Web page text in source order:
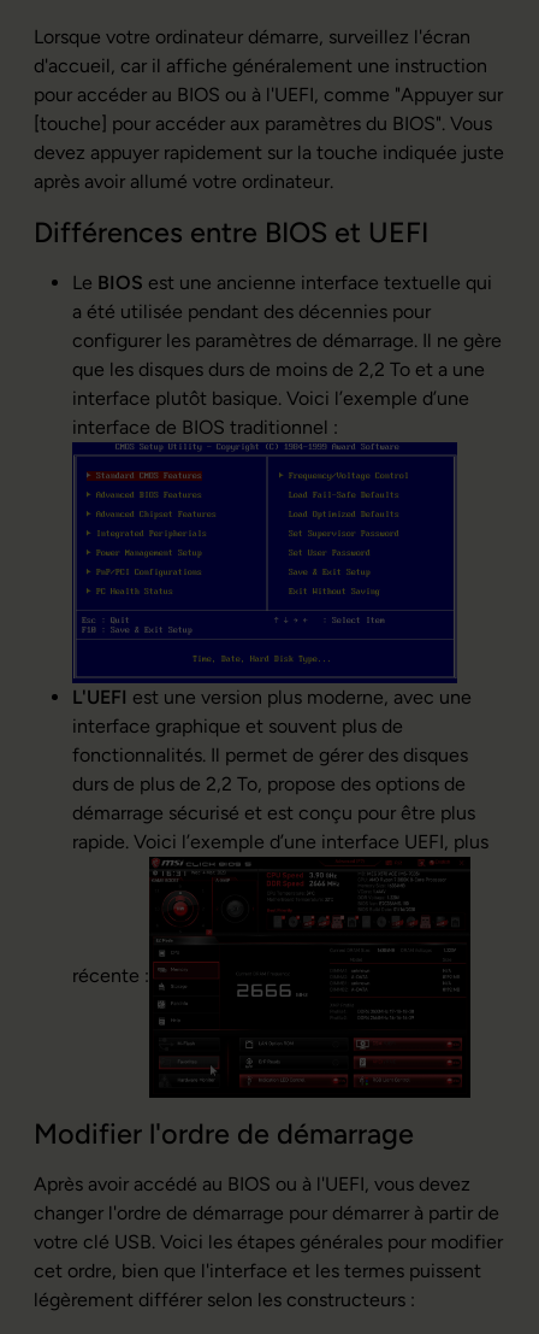
Lorsque votre ordinateur démarre, surveillez l'écran
d'accueil, car il affiche généralement une instruction
pour accéder au BIOS ou à l'UEFI, comme "Appuyer sur
[touche] pour accéder aux paramètres du BIOS". Vous
devez appuyer rapidement sur la touche indiquée juste
après avoir allumé votre ordinateur.
Différences entre BIOS et UEFI
Le BIOS est une ancienne interface textuelle qui
a été utilisée pendant des décennies pour
configurer les paramètres de démarrage. Il ne gère
que les disques durs de moins de 2,2 To et a une
interface plutôt basique. Voici l’exemple d’une
interface de BIOS traditionnel :
L'UEFI est une version plus moderne, avec une
interface graphique et souvent plus de
fonctionnalités. Il permet de gérer des disques
durs de plus de 2,2 To, propose des options de
démarrage sécurisé et est conçu pour être plus
rapide. Voici l’exemple d’une interface UEFI, plus
récente :
Modifier l'ordre de démarrage
Après avoir accédé au BIOS ou à l'UEFI, vous devez
changer l'ordre de démarrage pour démarrer à partir de
votre clé USB. Voici les étapes générales pour modifier
cet ordre, bien que l'interface et les termes puissent
légèrement différer selon les constructeurs :